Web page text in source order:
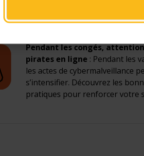
Pendant les congés,
pirates en ligne : Pendant les
les actes de cybermalveillance
s’intensifier. Découvrez les
pratiques pour renforcer votre